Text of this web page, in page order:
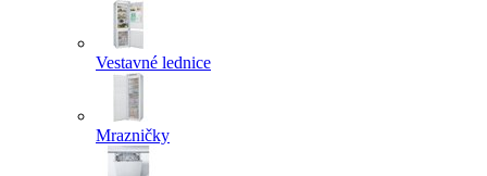
Vestavné lednice
Mrazničky